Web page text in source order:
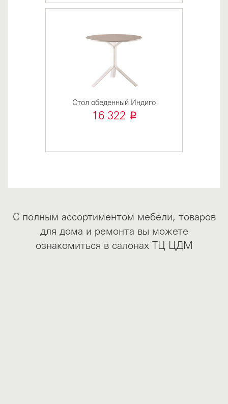
Стол обеденный Индиго
16 322 i
С полным ассортиментом мебели, товаров
для дома и ремонта вы можете
ознакомиться в салонах ТЦ ЦДМ